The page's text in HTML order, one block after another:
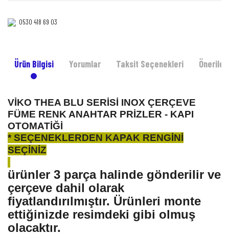
0530 418 69 03‎‎
Ürün Bilgisi Yorumlar Taksit Seçenekleri
VİKO THEA BLU SERİSİ INOX ÇERÇEVE
FÜME RENK ANAHTAR PRİZLER - KAPI
OTOMATİĞİ
* SEÇENEKLERDEN KAPAK RENGİNİ
SEÇİNİZ
ürünler 3 parça halinde gönderilir ve
çerçeve dahil olarak
fiyatlandırılmıştır. Ürünleri monte
ettiğinizde resimdeki gibi olmuş
olacaktır.